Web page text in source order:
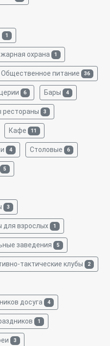
1
охрана 1
Общественное питание 36
6 Бары 4
рестораны 3
Кафе 11
4 Столовые 6
5
3
для взрослых 1
заведения 5
тактические клубы 2
досуга 4
1
3